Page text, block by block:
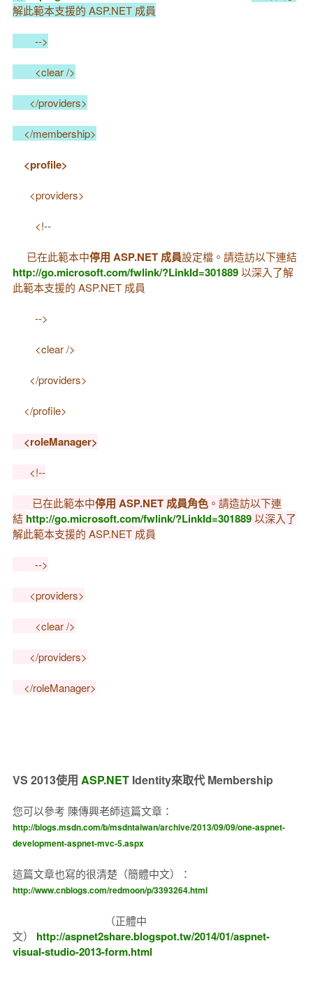
解此範本支援的 ASP.NET 成員
-->
<clear />
</providers>
</membership>
<profile>
<providers>
<!--
已在此範本中停用 ASP.NET 成員設定檔。請造訪以下連結
http://go.microsoft.com/fwlink/?LinkId=301889以深入了解
此範本支援的 ASP.NET 成員
-->
<clear />
</providers>
</profile>
<roleManager>
<!--
已在此範本中停用 ASP.NET 成員角色。請造訪以下連
結 http://go.microsoft.com/fwlink/?LinkId=301889以深入了
解此範本支援的 ASP.NET 成員
-->
<providers>
<clear />
</providers>
</roleManager>
VS 2013使用 ASP.NETIdentity來取代 Membership
您可以參考 陳傳興老師這篇文章：
http://blogs.msdn.com/b/msdntaiwan/archive/2013/09/09/one-aspnet-
development-aspnet-mvc-5.aspx
這篇文章也寫的很清楚（簡體中文）：
http://www.cnblogs.com/redmoon/p/3393264.html
（正體中
文） http://aspnet2share.blogspot.tw/2014/01/aspnet-
visual-studio-2013-form.html